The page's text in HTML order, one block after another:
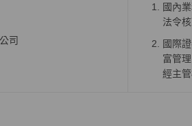
司
國內
法令
國際
富管
經主